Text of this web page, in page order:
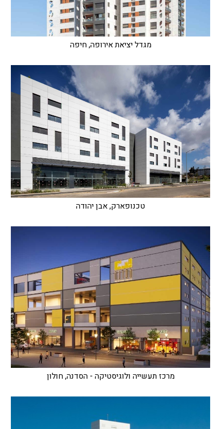
מגדל יציאת אירופה, חיפה
טכנופארק, אבן יהודה
מרכז תעשייה ולוגיסטיקה - הסדנה, חולון